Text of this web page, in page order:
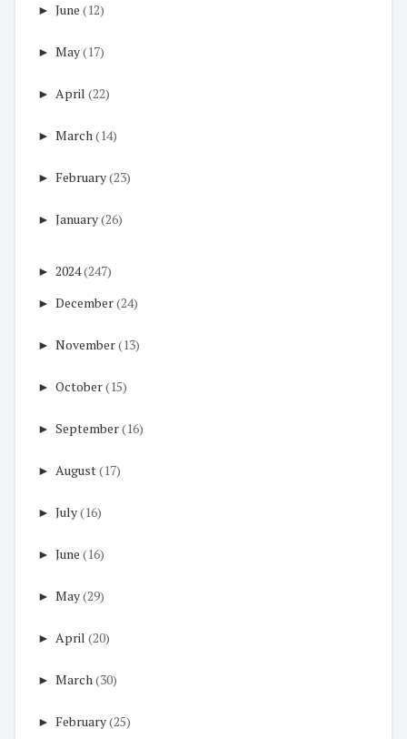
► June (12)
► May(17)
► April (22)
► March(14)
► February(23)
► January(26)
► 2024(247)
► December(24)
► November(13)
► October(15)
► September(16)
► August(17)
► July(16)
► June (16)
► May(29)
► April (20)
► March(30)
► February(25)